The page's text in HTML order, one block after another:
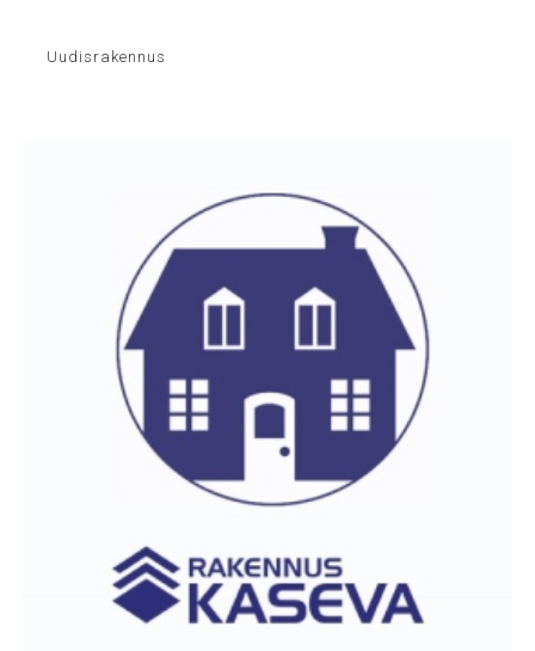
Uudisrakennus
GRADIA HARJU A2 LAMELLIN SISÄILMAKORJAUS